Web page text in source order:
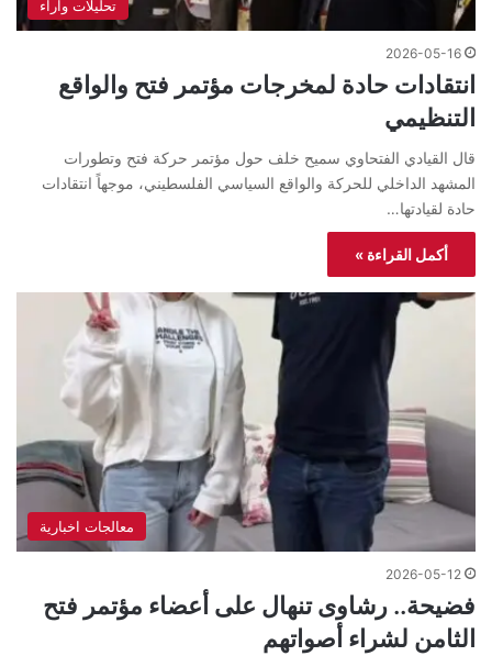
تحليلات واراء
2026-05-16
انتقادات حادة لمخرجات مؤتمر فتح والواقع
التنظيمي
قال القيادي الفتحاوي سميح خلف حول مؤتمر حركة فتح وتطورات
المشهد الداخلي للحركة والواقع السياسي الفلسطيني، موجهاً انتقادات
حادة لقيادتها…
أكمل القراءة »
معالجات اخبارية
2026-05-12
فضيحة.. رشاوى تنهال على أعضاء مؤتمر فتح
الثامن لشراء أصواتهم